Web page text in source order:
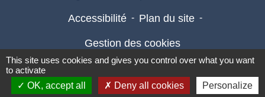
Accessibilité - Plan du site -
Gestion des cookies
Site créé en partenariat avec Réseau des Communes
This site uses cookies and gives you control over what you want
to activate
OK, accept all
Deny all cookies Personalize